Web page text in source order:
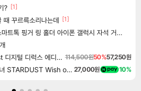
? [1]
때 꾸르륵소리나는데
[1]
트톡 핑거 링 홀더 아이폰 갤럭시 자석 거치대
하늘의 궤적 the 1st 디지털 디럭스 에디션 Sora no Kiseki the 1st Digital Deluxe Edition 114,500원50%57,250원
스타더스트 별과 마녀 STARDUST Wish of Witch 27,000원 10%